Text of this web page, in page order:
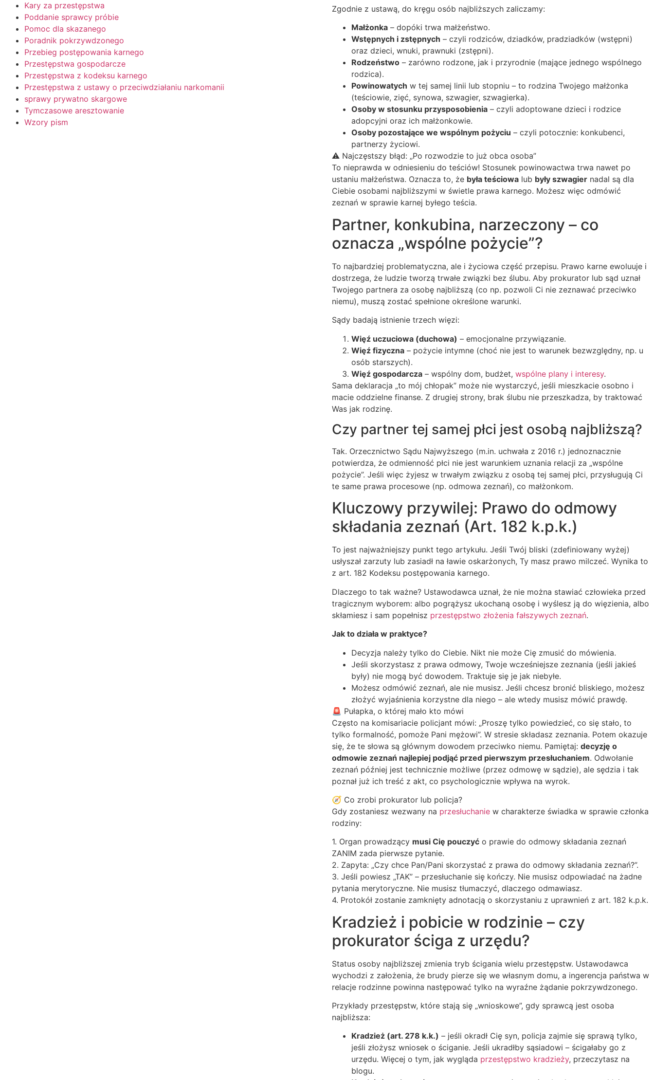
Kary za przestępstwa
Poddanie sprawcy próbie
Pomoc dla skazanego
Poradnik pokrzywdzonego
Przebieg postępowania karnego
Przestępstwa gospodarcze
Przestępstwa z kodeksu karnego
Przestępstwa z ustawy o przeciwdziałaniu narkomanii
sprawy prywatno skargowe
Tymczasowe aresztowanie
Wzory pism
Zgodnie z ustawą, do kręgu osób najbliższych zaliczamy:
Małżonka – dopóki trwa małżeństwo.
Wstępnych i zstępnych – czyli rodziców, dziadków, pradziadków (wstępni)
oraz dzieci, wnuki, prawnuki (zstępni).
Rodzeństwo – zarówno rodzone, jak i przyrodnie (mające jednego wspólnego
rodzica).
Powinowatych w tej samej linii lub stopniu – to rodzina Twojego małżonka
(teściowie, zięć, synowa, szwagier, szwagierka).
Osoby w stosunku przysposobienia – czyli adoptowane dzieci i rodzice
adopcyjni oraz ich małżonkowie.
Osoby pozostające we wspólnym pożyciu – czyli potocznie: konkubenci,
partnerzy życiowi.
⚠️ Najczęstszy błąd: „Po rozwodzie to już obca osoba”
To nieprawda w odniesieniu do teściów! Stosunek powinowactwa trwa nawet po
ustaniu małżeństwa. Oznacza to, że była teściowa lub były szwagier nadal są dla
Ciebie osobami najbliższymi w świetle prawa karnego. Możesz więc odmówić
zeznań w sprawie karnej byłego teścia.
Partner, konkubina, narzeczony – co
oznacza „wspólne pożycie”?
To najbardziej problematyczna, ale i życiowa część przepisu. Prawo karne ewoluuje i
dostrzega, że ludzie tworzą trwałe związki bez ślubu. Aby prokurator lub sąd uznał
Twojego partnera za osobę najbliższą (co np. pozwoli Ci nie zeznawać przeciwko
niemu), muszą zostać spełnione określone warunki.
Sądy badają istnienie trzech więzi:
Więź uczuciowa (duchowa) – emocjonalne przywiązanie.
Więź fizyczna – pożycie intymne (choć nie jest to warunek bezwzględny, np. u
osób starszych).
Więź gospodarcza – wspólny dom, budżet, wspólne plany i interesy.
Sama deklaracja „to mój chłopak” może nie wystarczyć, jeśli mieszkacie osobno i
macie oddzielne finanse. Z drugiej strony, brak ślubu nie przeszkadza, by traktować
Was jak rodzinę.
Czy partner tej samej płci jest osobą najbliższą?
Tak. Orzecznictwo Sądu Najwyższego (m.in. uchwała z 2016 r.) jednoznacznie
potwierdza, że odmienność płci nie jest warunkiem uznania relacji za „wspólne
pożycie”. Jeśli więc żyjesz w trwałym związku z osobą tej samej płci, przysługują Ci
te same prawa procesowe (np. odmowa zeznań), co małżonkom.
Kluczowy przywilej: Prawo do odmowy
składania zeznań (Art. 182 k.p.k.)
To jest najważniejszy punkt tego artykułu. Jeśli Twój bliski (zdefiniowany wyżej)
usłyszał zarzuty lub zasiadł na ławie oskarżonych, Ty masz prawo milczeć. Wynika to
z art. 182 Kodeksu postępowania karnego.
Dlaczego to tak ważne? Ustawodawca uznał, że nie można stawiać człowieka przed
tragicznym wyborem: albo pogrążysz ukochaną osobę i wyślesz ją do więzienia, albo
skłamiesz i sam popełnisz przestępstwo złożenia fałszywych zeznań.
Jak to działa w praktyce?
Decyzja należy tylko do Ciebie. Nikt nie może Cię zmusić do mówienia.
Jeśli skorzystasz z prawa odmowy, Twoje wcześniejsze zeznania (jeśli jakieś
były) nie mogą być dowodem. Traktuje się je jak niebyłe.
Możesz odmówić zeznań, ale nie musisz. Jeśli chcesz bronić bliskiego, możesz
złożyć wyjaśnienia korzystne dla niego – ale wtedy musisz mówić prawdę.
🚨 Pułapka, o której mało kto mówi
Często na komisariacie policjant mówi: „Proszę tylko powiedzieć, co się stało, to
tylko formalność, pomoże Pani mężowi”. W stresie składasz zeznania. Potem okazuje
się, że te słowa są głównym dowodem przeciwko niemu. Pamiętaj: decyzję o
odmowie zeznań najlepiej podjąć przed pierwszym przesłuchaniem. Odwołanie
zeznań później jest technicznie możliwe (przez odmowę w sądzie), ale sędzia i tak
poznał już ich treść z akt, co psychologicznie wpływa na wyrok.
🧭 Co zrobi prokurator lub policja?
Gdy zostaniesz wezwany na przesłuchanie w charakterze świadka w sprawie członka
rodziny:
1. Organ prowadzący musi Cię pouczyć o prawie do odmowy składania zeznań
ZANIM zada pierwsze pytanie.
2. Zapyta: „Czy chce Pan/Pani skorzystać z prawa do odmowy składania zeznań?”.
3. Jeśli powiesz „TAK” – przesłuchanie się kończy. Nie musisz odpowiadać na żadne
pytania merytoryczne. Nie musisz tłumaczyć, dlaczego odmawiasz.
4. Protokół zostanie zamknięty adnotacją o skorzystaniu z uprawnień z art. 182 k.p.k.
Kradzież i pobicie w rodzinie – czy
prokurator ściga z urzędu?
Status osoby najbliższej zmienia tryb ścigania wielu przestępstw. Ustawodawca
wychodzi z założenia, że brudy pierze się we własnym domu, a ingerencja państwa w
relacje rodzinne powinna następować tylko na wyraźne żądanie pokrzywdzonego.
Przykłady przestępstw, które stają się „wnioskowe”, gdy sprawcą jest osoba
najbliższa:
Kradzież (art. 278 k.k.) – jeśli okradł Cię syn, policja zajmie się sprawą tylko,
jeśli złożysz wniosek o ściganie. Jeśli ukradłby sąsiadowi – ścigałaby go z
urzędu. Więcej o tym, jak wygląda przestępstwo kradzieży, przeczytasz na
blogu.